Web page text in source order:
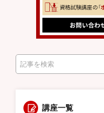
検
索
講座一覧